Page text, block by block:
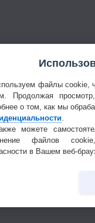
файлы cookie,
Продолжая
о том, как мы
.
можете
файлов
в Вашем веб-